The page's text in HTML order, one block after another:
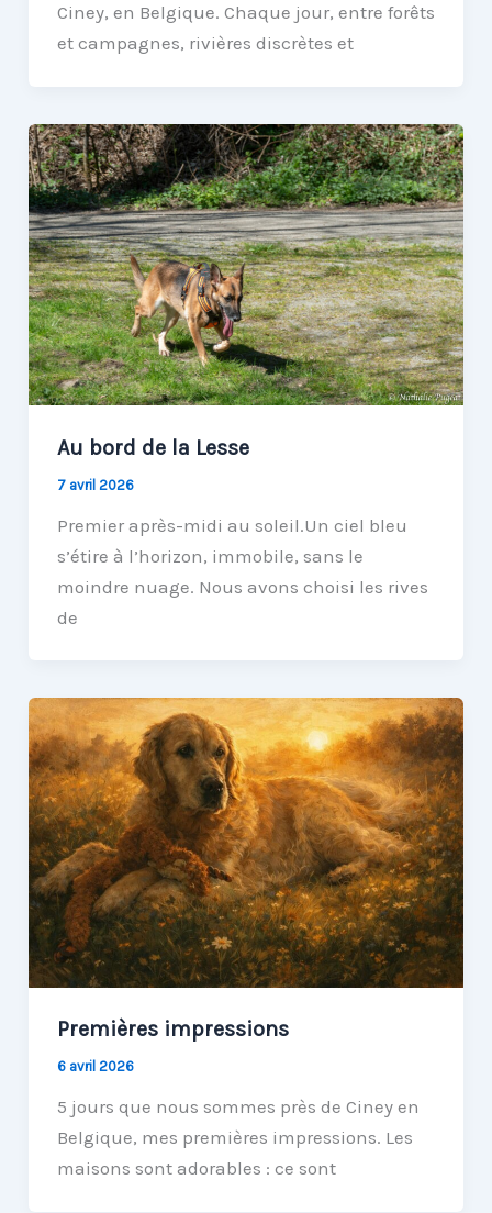
Ciney, en Belgique. Chaque jour, entre forêts
et campagnes, rivières discrètes et
Au bord de la Lesse
7 avril 2026
Premier après-midi au soleil.Un ciel bleu
s’étire à l’horizon, immobile, sans le
moindre nuage. Nous avons choisi les rives
de
Premières impressions
6 avril 2026
5 jours que nous sommes près de Ciney en
Belgique, mes premières impressions. Les
maisons sont adorables : ce sont